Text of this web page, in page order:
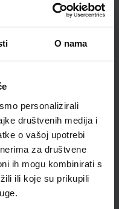
O nama
personalizirali
društvenih medija i
o vašoj upotrebi
za društvene
ih mogu kombinirati s
ili koje su prikupili
prijava